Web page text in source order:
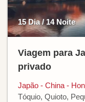
15 Dia / 14 Noite
Viagem para
privado
Japão - China -
Tóquio, Quioto,